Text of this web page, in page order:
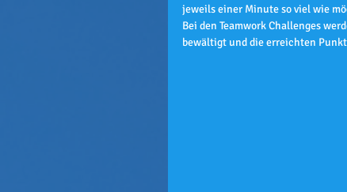
jeweils einer Minute so viel wie
Bei den Teamwork Challenges
bewältigt und die erreichten